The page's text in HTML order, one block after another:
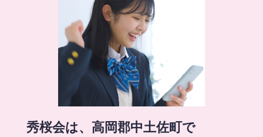
秀桜会は、高岡郡中土佐町で